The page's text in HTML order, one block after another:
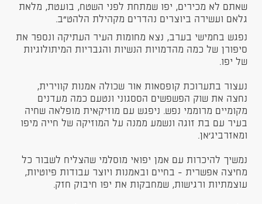
שאתם לא מכירים, יפו שמתחת לפני השטח, בועטת, מלאת
גלאם ועשירה ביוצרים נהדרים מקהילת הלהט"ב.
נפגש בחמישי בערב, נצא מחומות העיר העתיקה ונספר את
סיפורן של כמה מהדמויות הנשיות והגבריות המיתולוגיות
של יפו.
נעצור בתערוכת קופסאות אור שכולה אמנות קווירית,
נחצה את שוק הפשפשים הססגוני ונטעם כמה מעדנים
מקומיים מרוממי נפש. ניפגש עם מוזיקאית מופלאה שחיה
בעיר עם בת זוגה ונשמע ממנה על המוזיקה של חייה מיפו
ומאזרביג'אן.
נמשיך להיכרות עם אמן יפואי מוסלמי שהצליח לשבור כל
מחיצה אפשרית - בחיים ובאמנות ויוצר עבודות פיוטיות,
עוצמתיות ורגישות, שמחבקות את יפו חיבוק חזק.